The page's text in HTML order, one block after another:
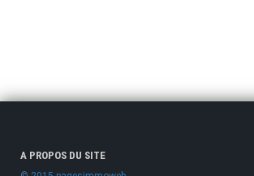
A PROPOS DU SITE